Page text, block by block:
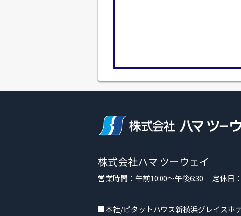
株式会社ハマ ツーウェイ
営業時間：午前10:00～午後6:30 定休日
■本社/ピタットハウス新横浜グレイスホ